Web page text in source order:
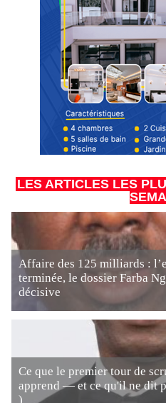
LES ARTICLES LES
Affaire des 125 milliards :
terminée, le dossier Farba
décisive
Ce que le premier tour de
apprend — et ce qu'il ne dit
)